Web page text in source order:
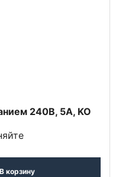
240В, 5А, KO
В корзину